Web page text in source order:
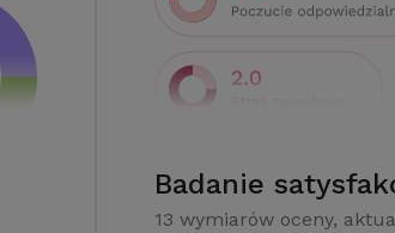
Badanie
13 wymiarów oceny,